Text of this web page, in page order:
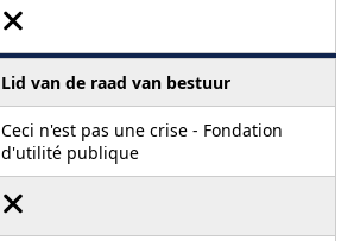
Lid van de raad van bestuur
Ceci n'est pas une crise - Fondation
d'utilité publique